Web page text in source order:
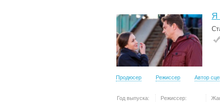
Я
Продюсер Режиссер Автор
Год выпуска:
Режиссер: